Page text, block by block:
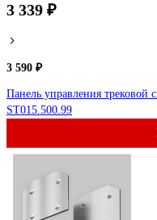
3 339 ₽
3 590 ₽
Панель управления
ST015.500.99